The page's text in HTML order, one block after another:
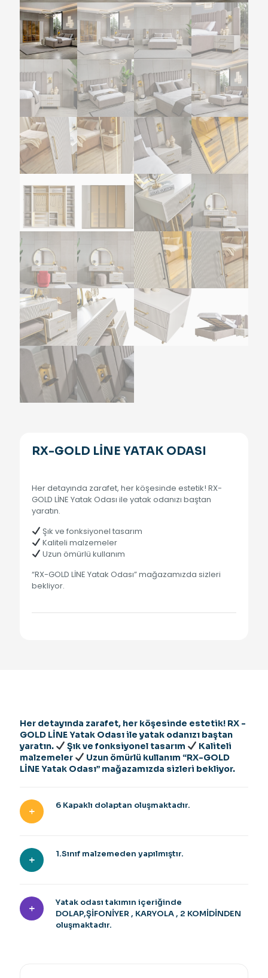
RX-GOLD LİNE YATAK ODASI
Her detayında zarafet, her köşesinde estetik! RX-
GOLD LİNE Yatak Odası ile yatak odanızı baştan
yaratın.
Şık ve fonksiyonel tasarım
Kaliteli malzemeler
Uzun ömürlü kullanım
“RX-GOLD LİNE Yatak Odası” mağazamızda sizleri
bekliyor.
Her detayında zarafet, her köşesinde estetik! RX -
GOLD LİNE Yatak Odası ile yatak odanızı baştan
yaratın.
Şık ve fonksiyonel tasarım
Kaliteli
malzemeler
Uzun ömürlü kullanım “RX-GOLD
LİNE Yatak Odası” mağazamızda sizleri bekliyor.
6 Kapaklı dolaptan oluşmaktadır.
1.Sınıf malzemeden yapılmıştır.
Yatak odası takımın içeriğinde
DOLAP,ŞİFONİYER , KARYOLA , 2 KOMİDİNDEN
oluşmaktadır.